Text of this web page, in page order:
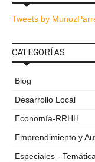
Tweets by
CATEGORÍAS
Blog
Desarrollo Local
Economía-RRHH
Emprendimiento y
Especiales -